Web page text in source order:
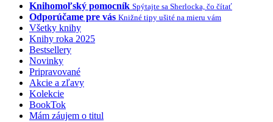
Knihomoľský pomocník Spýtajte sa Sherlocka, čo čítať
Odporúčame pre vás Knižné tipy ušité na mieru vám
Všetky knihy
Knihy roka 2025
Bestsellery
Novinky
Pripravované
Akcie a zľavy
Kolekcie
BookTok
Mám záujem o titul